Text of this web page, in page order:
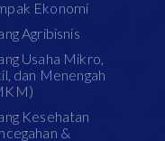
Ekonomi
Agribisnis
Usaha Mikro,
dan Menengah
Kesehatan
&